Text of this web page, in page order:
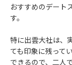
おすすめのデート
す。
特に出雲大社は、
ても印象に残って
できるので、二人